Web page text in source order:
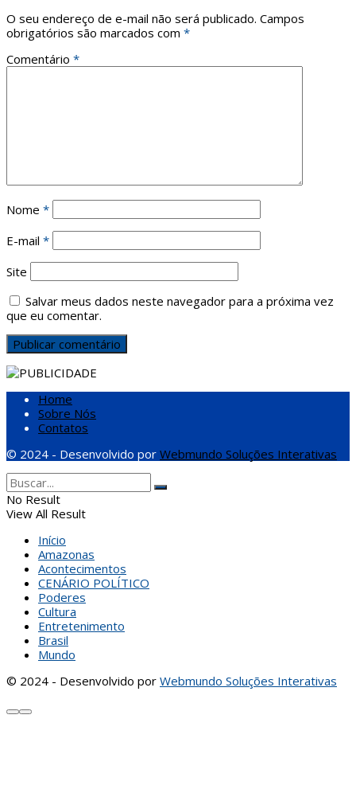
O seu endereço de e-mail não será publicado. Campos
obrigatórios são marcados com *
Comentário *
Nome *
E-mail *
Site
Salvar meus dados neste navegador para a próxima vez
que eu comentar.
Home
Sobre Nós
Contatos
© 2024 - Desenvolvido por Webmundo Soluções Interativas
No Result
View All Result
Início
Amazonas
Acontecimentos
CENÁRIO POLÍTICO
Poderes
Cultura
Entretenimento
Brasil
Mundo
© 2024 - Desenvolvido por Webmundo Soluções Interativas